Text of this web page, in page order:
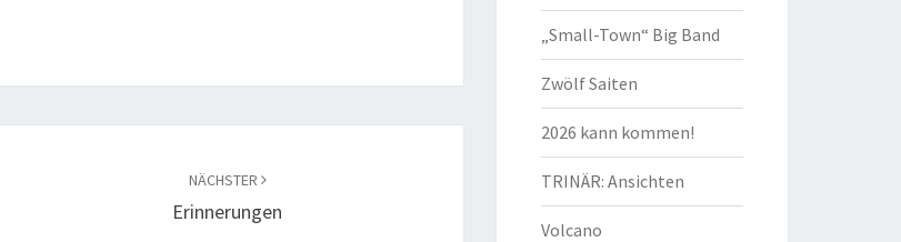
NÄCHSTER
Erinnerungen
„Small-Town“ Big Band
Zwölf Saiten
2026 kann kommen!
TRINÄR: Ansichten
Volcano